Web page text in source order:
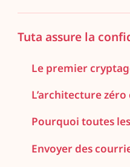
Tuta assure la
Le premier
L’architecture
Pourquoi toutes
Envoyer des